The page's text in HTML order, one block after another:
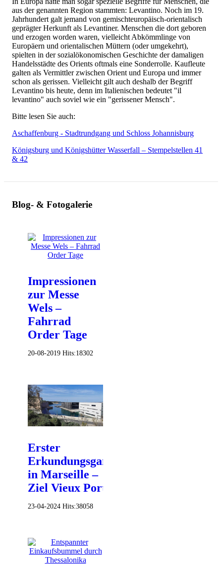
aus der genannten Region stammten: Levantino. Noch im 19.
Jahrhundert galt jemand von gemischteuropäisch-orientalisch
geprägter Herkunft als Levantiner. Menschen die dort geboren
und erzogen worden waren, vielleicht Abkömmlinge von
Europäern und orientalischen Müttern (oder umgekehrt),
spielten in der sozialökonomischen Geschichte der damaligen
Handelsstädte des Orients oftmals eine Sonderrolle. Kaufleute
galten als Vermittler zwischen Orient und Europa und immer
schon als gerissen. Vielleicht gilt auch deshalb der Begriff
Levantino bis heute, denn im Italienischen bedeutet "il
levantino" auch soviel wie ein "gerissener Mensch".
Bitte lesen Sie auch:
Aschaffenburg - Stadtrundgang und Schloss Johannisburg
Königsburg und Königshütter Wasserfall – Stempelstellen 41
& 42
Blog- & Fotogalerie
Impressionen
zur Messe
Wels –
Fahrrad
Order Tage
20-08-2019 Hits:18302
Erster
Erkundungsgang
in Marseille –
Ziel Vieux Port
23-04-2024 Hits:38058